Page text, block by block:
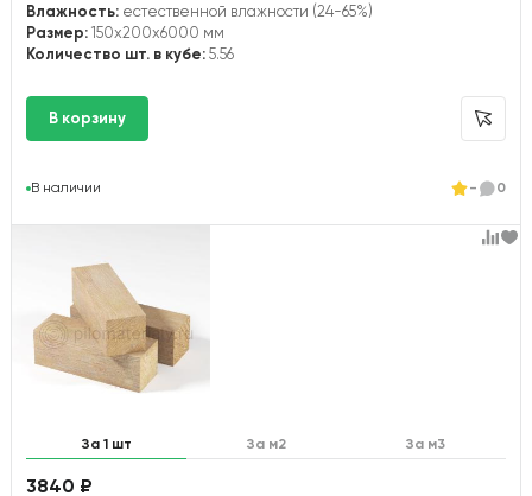
Влажность: естественной влажности (24-65%)
Размер: 150x200x6000 мм
Количество шт. в кубе: 5.56
В наличии - 0
За 1 шт За м2 За м3
3840 ₽